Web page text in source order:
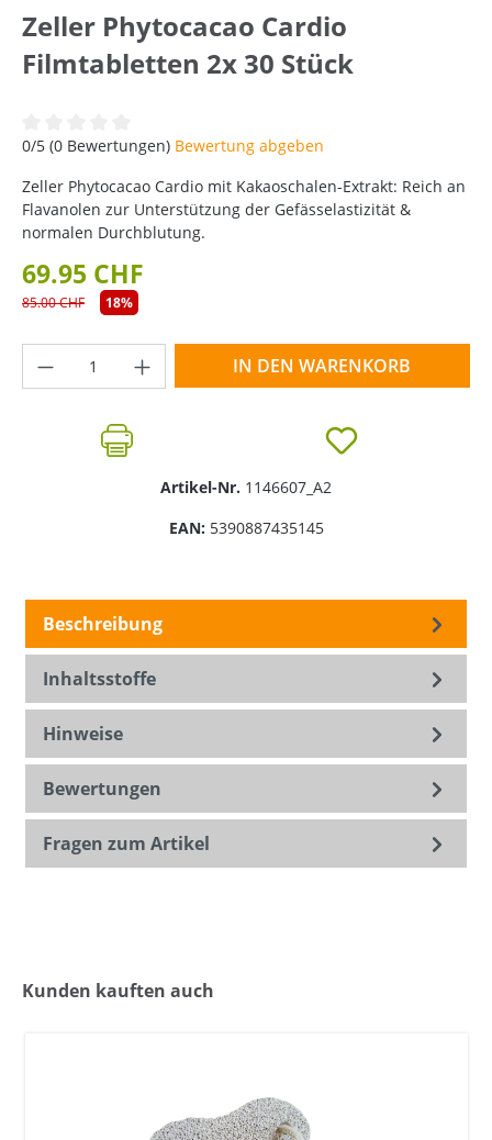
Zeller Phytocacao Cardio
Filmtabletten 2x 30 Stück
Durchschnittliche Bewertung von 0 von 5 Sternen
0/5 (0 Bewertungen) Bewertung abgeben
Zeller Phytocacao Cardio mit Kakaoschalen-Extrakt: Reich an
Flavanolen zur Unterstützung der Gefässelastizität &
normalen Durchblutung.
69.95 CHF
85.00 CHF 18%
Produkt Anzahl: Gib den gewünschten
IN DEN WARENKORB
Artikel-Nr. 1146607_A2
EAN: 5390887435145
Beschreibung
Inhaltsstoffe
Hinweise
Bewertungen
Fragen zum Artikel
Kunden kauften auch